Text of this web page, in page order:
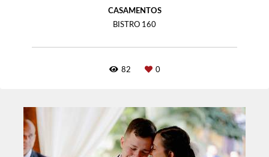
CASAMENTOS
BISTRO 160
82 0